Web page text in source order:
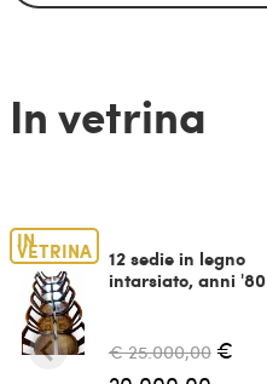
In vetrina
IN
VETRINA
12 sedie in legno
intarsiato, anni '80
€ 25.000,00 €